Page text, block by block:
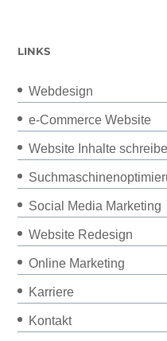
LINKS
Webdesign
e-Commerce Website
Website Inhalte
Social Media Marketing
Website Redesign
Online Marketing
Karriere
Kontakt